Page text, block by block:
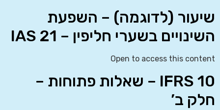
שיעור (לדוגמה) – השפעת
השינויים בשערי חליפין – IAS 21
Open to access this content
IFRS 10 – שאלות פתוחות –
חלק ב’